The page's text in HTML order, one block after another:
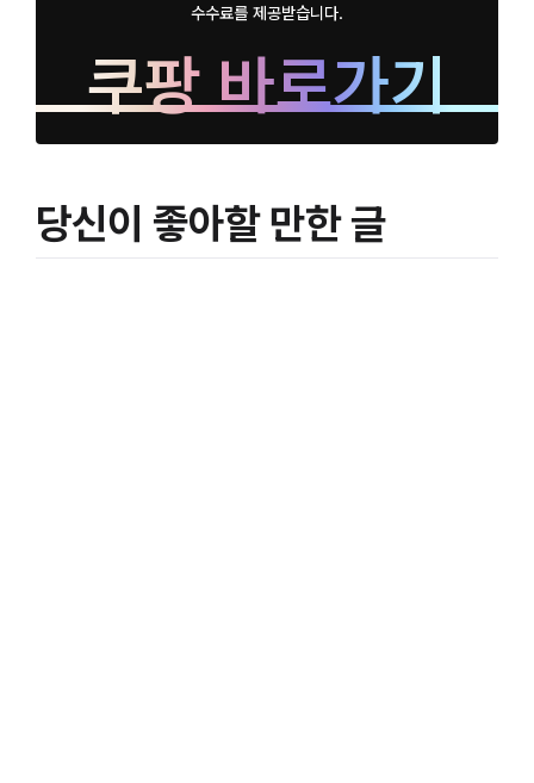
수수료를 제공받습니다.
쿠팡 바로가기
당신이 좋아할 만한 글